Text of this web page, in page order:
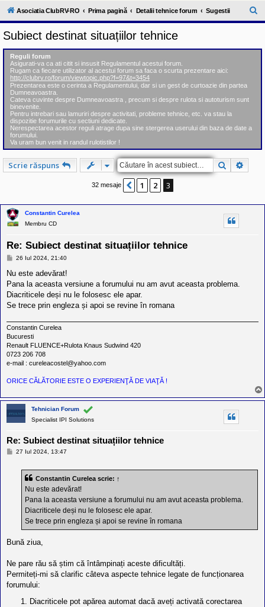
l
u
V
c
o
m
u
n
i
t
a
t
e
a
p
o
s
e
l
o
r
e
r
u
o
t
e
u
t
r
u
l
t
d
i
n
R
m
a
Asociatia ClubRV-RO Prima pagină Detalii tehnice forum Sugestii
ă
Subiect destinat situațiilor tehnice
Reguli forum
Asigurati-va ca ati citit si insusit Regulamentul acestui forum.
Rugam ca fiecare utilizator al acestui forum sa faca o scurta prezentare aici:
http://clubrv.ro/forum/viewtopic.php?f=97&t=3454
Prezentarea este o cerinta a Regulamentului, dar si un gest de curtoazie din partea
Dumneavoastra.
Cateva cuvinte despre Dumneavoastra , precum si despre rulota si autoturism sunt
binevenite.
Pentru intrebari sau lamuriri despre activitati, probleme tehnice, etc. va stau la
dispozitie forumurile cu sectiuni dedicate.
Nerespectarea acestor reguli atrage dupa sine stergerea userului din baza de date a
forumului.
Va uram bun venit in randul rulotistilor !
Scrie răspuns Căutare
32 mesaje Anterior
1 2 3
Constantin Curelea
Membru CD
Re: Subiect destinat situațiilor tehnice
M
s
j
26 Iul 2024, 21:40
Nu este adevărat!
Pana la aceasta versiune a forumului nu am avut aceasta problema.
Diacriticele deși nu le folosesc ele apar.
Se trece prin engleza și apoi se revine în romana
Constantin Curelea
Bucuresti
Renault FLUENCE+Rulota Knaus Sudwind 420
0723 206 708
e-mail : cureleacostel@yahoo.com
ORICE CĂLĂTORIE ESTE O EXPERIENŢĂ DE VIAŢĂ !
Tehnician Forum
Specialist IPI Solutions
Re: Subiect destinat situațiilor tehnice
M27 Iul 2024, 13:47
Constantin Curelea scrie: ↑
Nu este adevărat!
Pana la aceasta versiune a forumului nu am avut aceasta problema.
Diacriticele deși nu le folosesc ele apar.
Se trece prin engleza și apoi se revine în romana
Bună ziua,
Ne pare rău să știm că întâmpinați aceste dificultăți.
Permiteți-mi să clarific câteva aspecte tehnice legate de funcționarea
forumului:
Diacriticele pot apărea automat dacă aveți activată corectarea